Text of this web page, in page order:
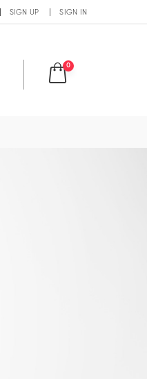
SIGN UP SIGN IN
0